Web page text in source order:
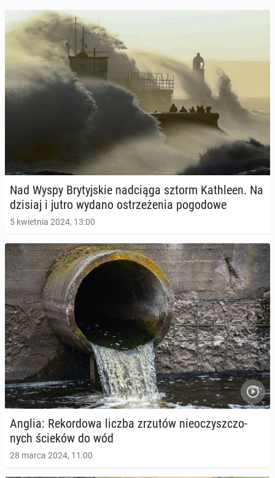
Nad Wyspy Bry­tyj­skie nad­cią­ga sztorm Ka­th­le­en. Na
dzisiaj i jutro wydano ostrze­że­nia po­go­do­we
5 kwietnia 2024, 13:00
Anglia: Re­kor­do­wa liczba zrzutów nie­oczysz­czo­
nych ścieków do wód
28 marca 2024, 11:00